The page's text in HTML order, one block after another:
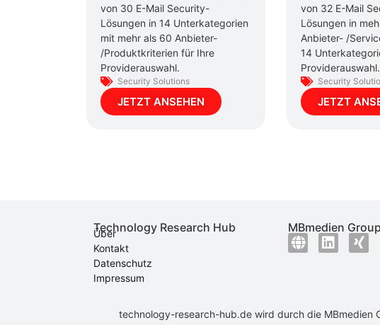
von 30 E-Mail Security-
Lösungen in 14 Unterkategorien
mit mehr als 60 Anbieter-
/Produktkriterien für Ihre
Providerauswahl.
Security Solutions
JETZT ANSEHEN
von 32 E-Mail
Lösungen in
Anbieter- /
14
Providerauswahl.
Security
JETZT
Technology Research Hub
Über
Kontakt
Datenschutz
Impressum
MBmedien
technology-research-hub.de wird durch die MBmedien